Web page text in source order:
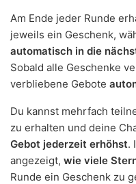
Am Ende jeder Runde
jeweils ein Geschenk,
automatisch in die
Sobald alle Geschenke
verbliebene Gebote
Du kannst mehrfach
zu erhalten und deine
Gebot jederzeit erhöhst.
angezeigt, wie viele
Runde ein Geschenk zu